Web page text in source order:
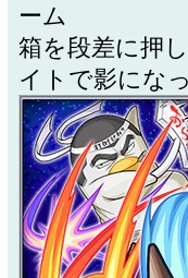
ーム
箱を段差に押
イトで影にな